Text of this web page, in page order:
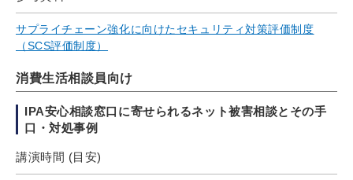
サプライチェーン強化に向けたセキュリティ対策評価制度
（SCS評価制度）
消費生活相談員向け
IPA安心相談窓口に寄せられるネット被害相談とその手
口・対処事例
講演時間 (⽬安)